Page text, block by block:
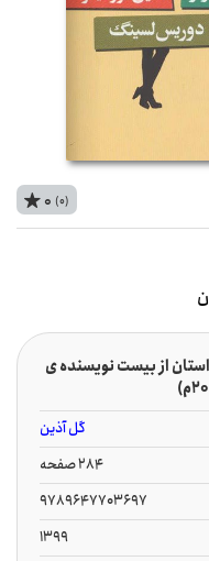
0 (0)
از بیست نویسنده ی
گل آذین
284 صفحه
9789647703697
1399